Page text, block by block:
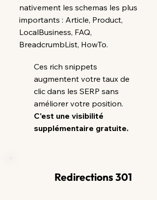
nativement les schemas les plus
importants : Article, Product,
LocalBusiness, FAQ,
BreadcrumbList, HowTo.
Ces rich snippets
augmentent votre taux de
clic dans les SERP sans
améliorer votre position.
C'est une visibilité
supplémentaire gratuite.
Redirections 301